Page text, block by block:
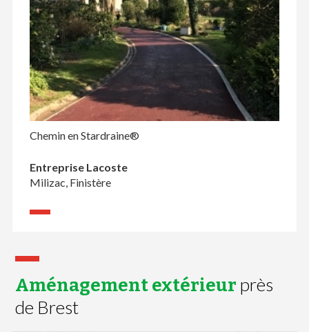
Chemin en Stardraine®
Entreprise Lacoste
Milizac, Finistère
Aménagement extérieur près
de Brest